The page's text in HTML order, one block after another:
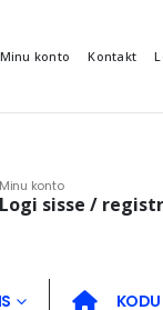
Minu konto Kontakt
Minu konto
Logi sisse /